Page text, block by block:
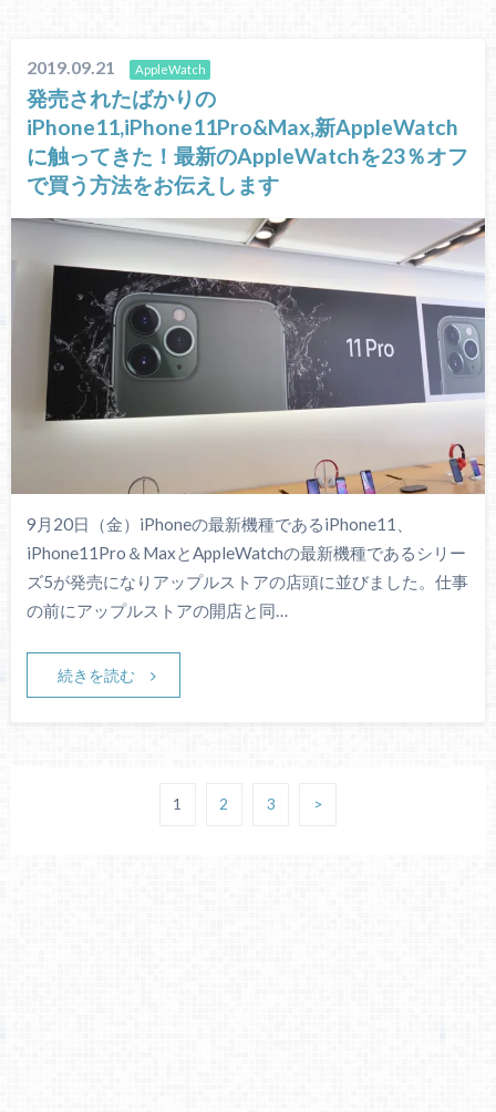
2019.09.21 AppleWatch
発売されたばかりの
iPhone11,iPhone11Pro&Max,新AppleWatch
に触ってきた！最新のAppleWatchを23％オフ
で買う方法をお伝えします
9月20日（金）iPhoneの最新機種であるiPhone11、
iPhone11Pro＆MaxとAppleWatchの最新機種であるシリー
ズ5が発売になりアップルストアの店頭に並びました。仕事
の前にアップルストアの開店と同…
続きを読む
1 2 3 >